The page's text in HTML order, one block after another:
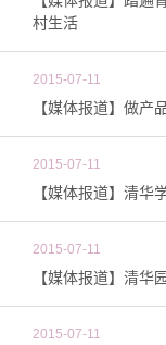
村生活
2015-07-11
【媒体报道】做产
2015-07-11
【媒体报道】清华
2015-07-11
【媒体报道】清华
2015-07-11